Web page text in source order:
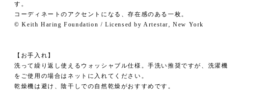
す。
コーディネートのアクセントになる、存在感のある一枚。
© Keith Haring Foundation / Licensed by Artestar, New York
【お手入れ】
洗って繰り返し使えるウォッシャブル仕様。手洗い推奨ですが、洗濯機
をご使用の場合はネットに入れてください。
乾燥機は避け、陰干しでの自然乾燥がおすすめです。